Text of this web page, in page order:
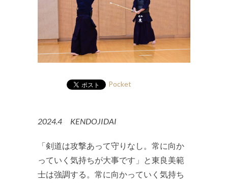
Pocket
2024.4 KENDOJIDAI
「剣道は攻撃あって守りなし。常に向か
っていく気持ちが大事です」と東良美範
士は強調する。常に向かっていく気持ち